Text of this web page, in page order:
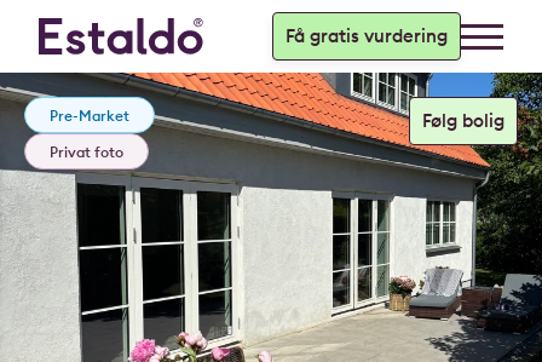
Få gratis vurdering
Pre-Market
Privat foto